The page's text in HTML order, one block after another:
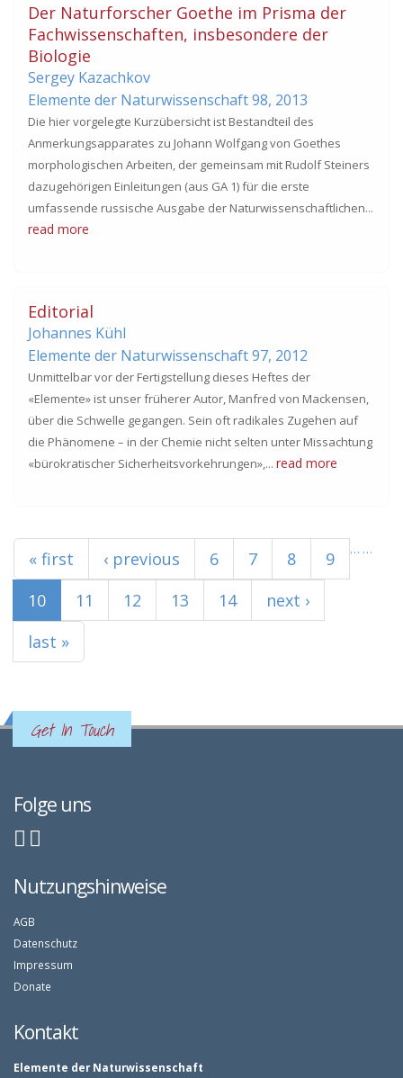
Der Naturforscher Goethe im Prisma der
Fachwissenschaften, insbesondere der
Biologie
Sergey Kazachkov
Elemente der Naturwissenschaft 98, 2013
Die hier vorgelegte Kurzübersicht ist Bestandteil des
Anmerkungsapparates zu Johann Wolfgang von Goethes
morphologischen Arbeiten, der gemeinsam mit Rudolf Steiners
dazugehörigen Einleitungen (aus GA 1) für die erste
umfassende russische Ausgabe der Naturwissenschaftlichen...
read more
Editorial
Johannes Kühl
Elemente der Naturwissenschaft 97, 2012
Unmittelbar vor der Fertigstellung dieses Heftes der
«Elemente» ist unser früherer Autor, Manfred von Mackensen,
über die Schwelle gegangen. Sein oft radikales Zugehen auf
die Phänomene – in der Chemie nicht selten unter Missachtung
«bürokratischer Sicherheitsvorkehrungen»,... read more
Seiten
« first ‹ previous …
6 7 8
9
10
11 12 13 14
…
next ›
last »
Get In Touch
Folge uns
Nutzungshinweise
AGB
Datenschutz
Impressum
Donate
Kontakt
Elemente der Naturwissenschaft